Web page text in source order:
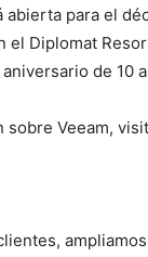
abierta para el
el Diplomat
de 10
sobre Veeam,